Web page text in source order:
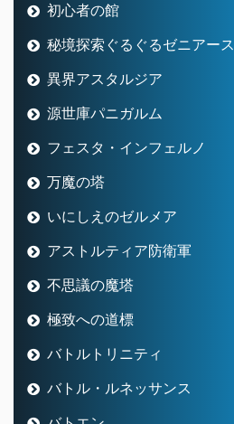
初心者の館
秘境探索ぐるぐるゼニアース
異界アスタルジア
源世庫パニガルム
フェスタ・インフェルノ
万魔の塔
いにしえのゼルメア
アストルティア防衛軍
不思議の魔塔
極致への道標
バトルトリニティ
バトル・ルネッサンス